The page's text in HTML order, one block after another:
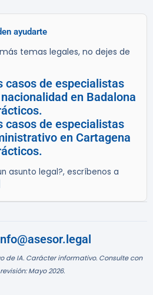
ayudarte
temas legales, no dejes de
casos de especialistas
en Badalona
casos de especialistas
en Cartagena
asunto legal?, escríbenos a
de IA. Carácter informativo. Consulte con
Mayo 2026.